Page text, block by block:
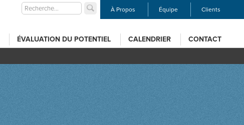
À Propos Équipe Clients
ÉVALUATION DU POTENTIEL CALENDRIER CONTACT